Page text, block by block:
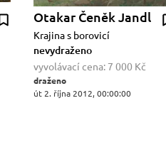
Otakar Čeněk Jandl
Krajina s borovicí
nevydraženo
vyvolávací cena: 7 000 Kč
draženo
út 2. října 2012, 00:00:00